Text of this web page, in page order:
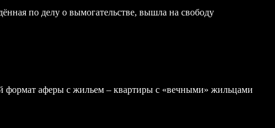
по делу о вымогательстве, вышла на свободу
аферы с жильем – квартиры с «вечными» жильцами